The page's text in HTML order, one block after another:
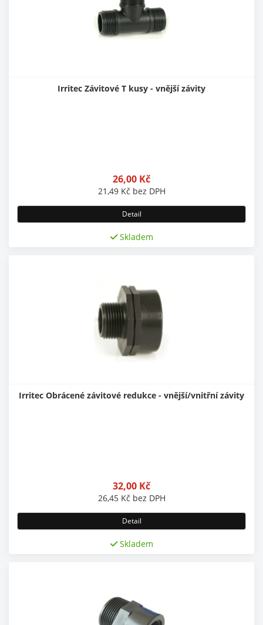
Irritec Závitové T kusy - vnější závity
26,00 Kč
21,49 Kč bez DPH
Detail
Skladem
Irritec Obrácené závitové redukce - vnější/vnitřní závity
32,00 Kč
26,45 Kč bez DPH
Detail
Skladem